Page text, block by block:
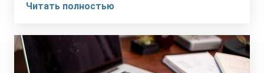
Читать полностью